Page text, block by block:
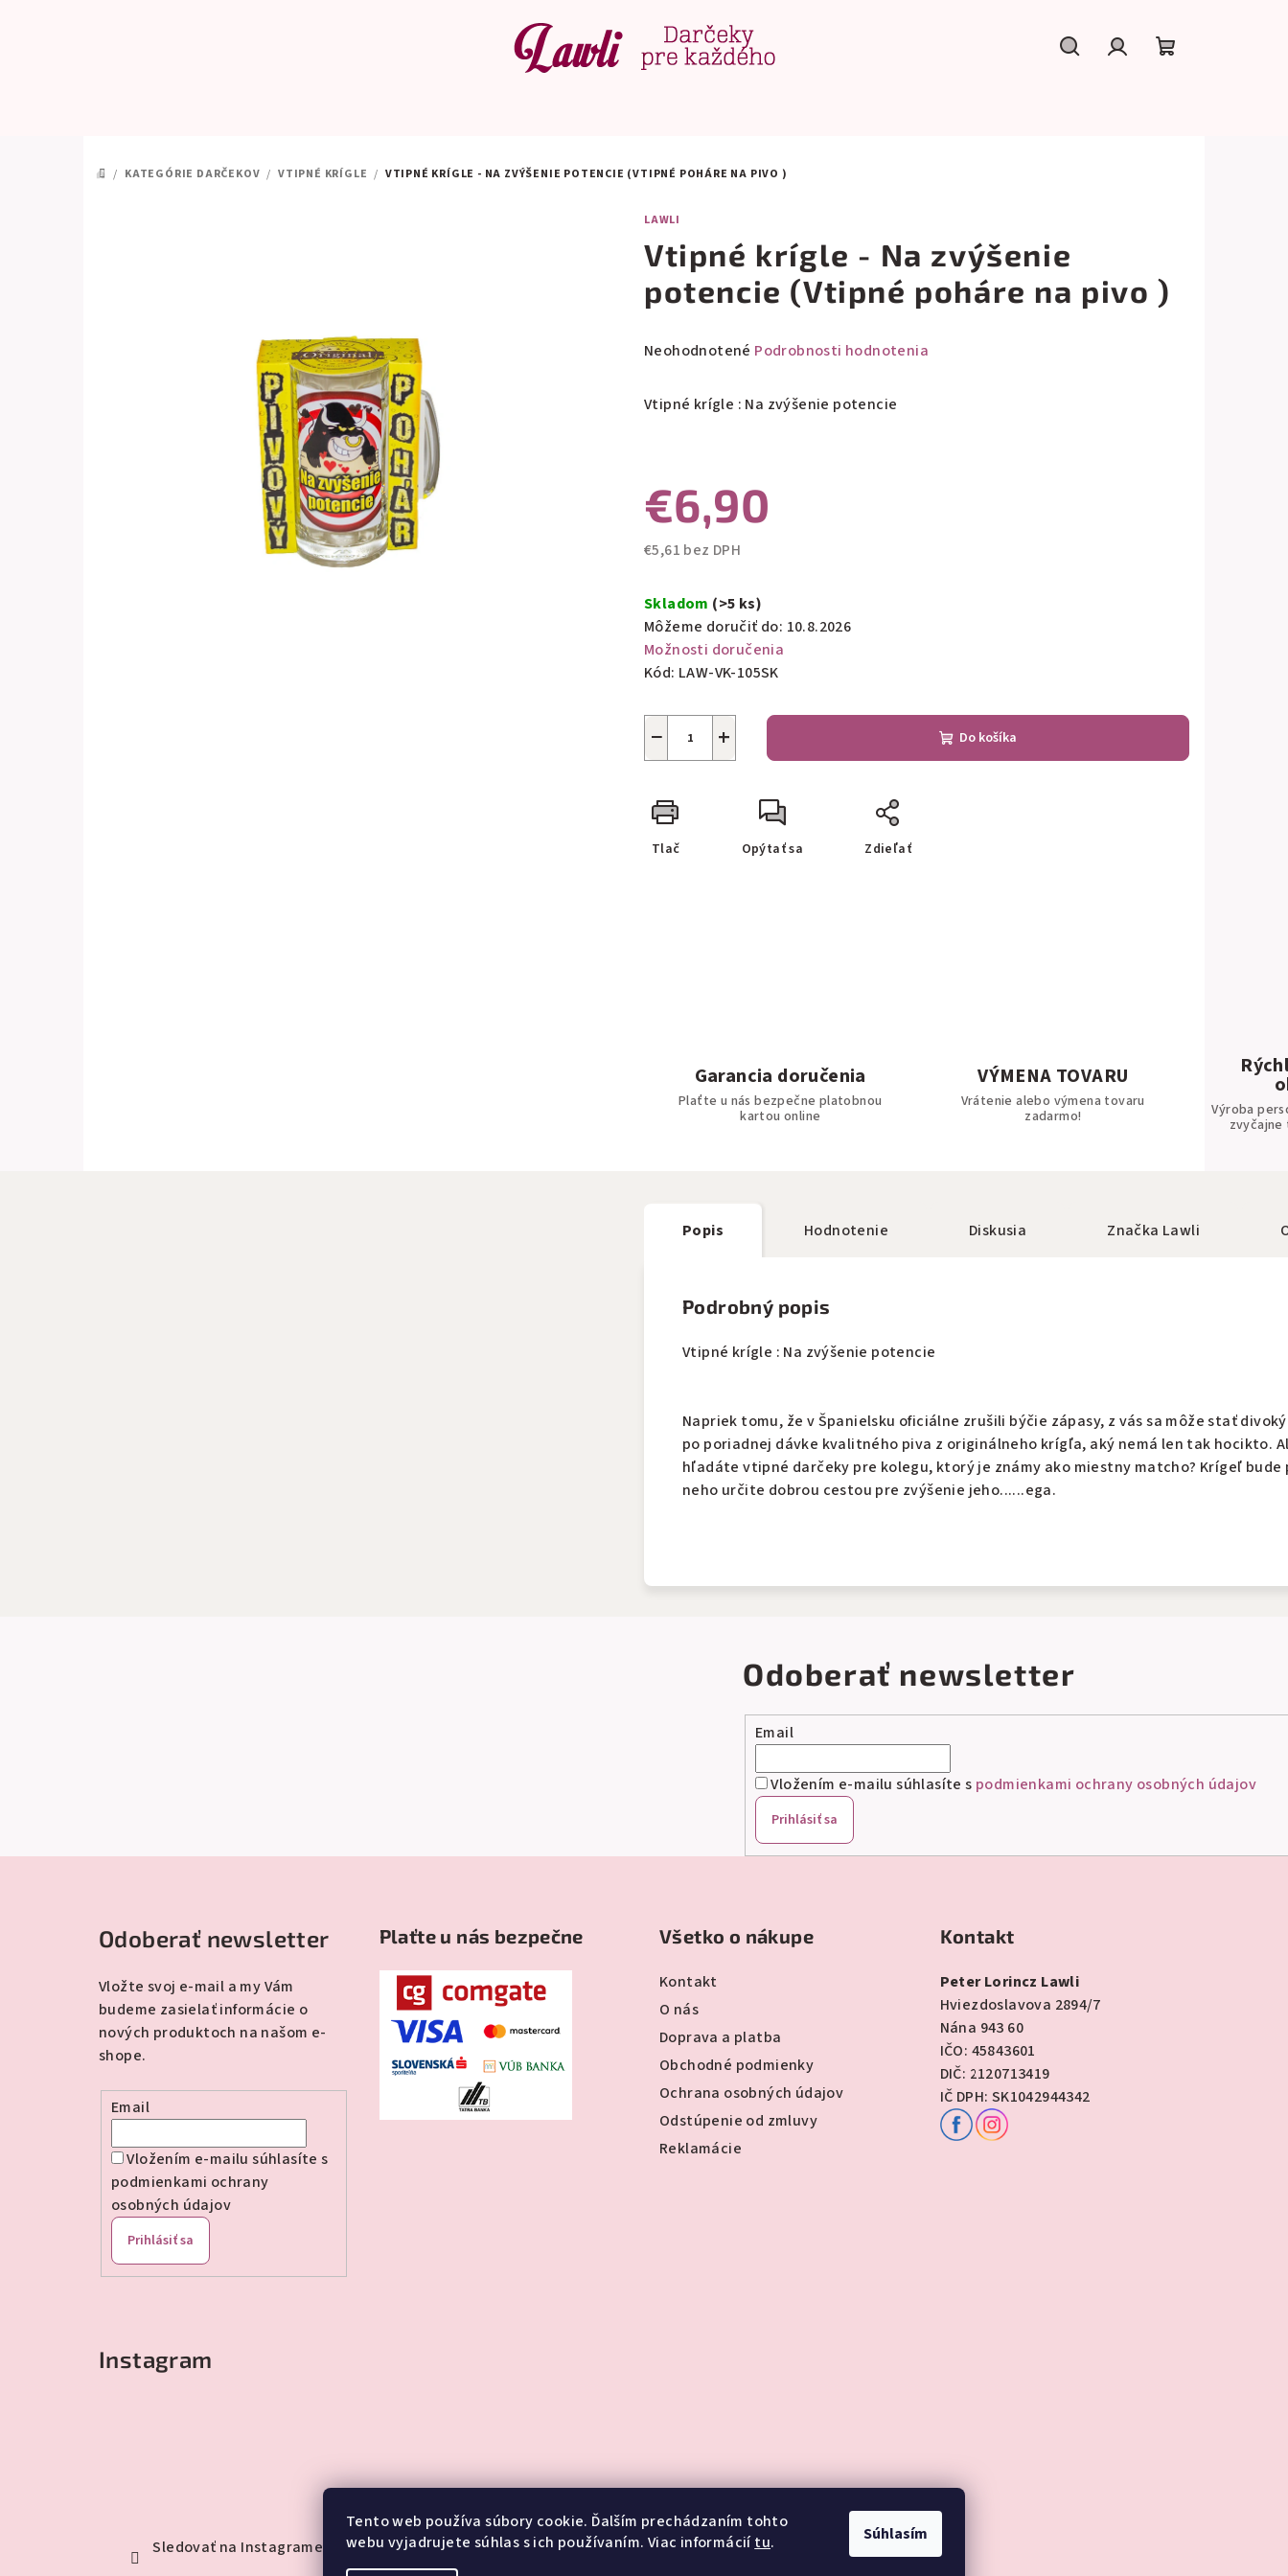
Tento web používa súbory cookie. Ďalším prechádzaním tohto
webu vyjadrujete súhlas s ich používaním. Viac informáciítu. Súhlasím
DOMOV
/ KATEGÓRIE DARČEKOV / VTIPNÉ KRÍGLE / VTIPNÉ KRÍGLE - NA ZVÝŠENIE POTENCIE (VTIPNÉ POHÁRE NA PIVO )
LAWLI
Vtipné krígle - Na zvýšenie
potencie (Vtipné poháre na pivo )
Priemerné
produktu
hviezdičiek.
Neohodnotené Podrobnosti hodnotenia
Vtipné krígle : Na zvýšenie potencie
€6,90
€5,61 bez DPH
cena:
Skladom (>5 ks)
Môžeme doručiť do: 10.8.2026
Možnosti doručenia
Kód: LAW-VK-105SK
+
− Do košíka
Tlač Opýtať sa Zdieľať
Garancia doručenia
Plaťte u nás bezpečne platobnou
kartou online
VÝMENA TOVARU
Vrátenie alebo výmena tovaru
zadarmo!
Výroba
zvyčajne
Popis Hodnotenie Diskusia Značka Lawli
Podrobný popis
Vtipné krígle : Na zvýšenie potencie
Napriek tomu, že v Španielsku oficiálne zrušili býčie zápasy, z vás sa môže stať
po poriadnej dávke kvalitného piva z originálneho krígľa, aký nemá len tak hocikto.
hľadáte vtipné darčeky pre kolegu, ktorý je známy ako miestny matcho? Krígeľ bude
neho určite dobrou cestou pre zvýšenie jeho......ega.
Odoberať newsletter
Email
Vložením e-mailu súhlasíte s podmienkami ochrany osobných údajov
Prihlásiť sa
Odoberať newsletter
Vložte svoj e-mail a my Vám
budeme zasielať informácie o
nových produktoch na našom e-
shope.
Email
Vložením e-mailu súhlasíte s
podmienkami ochrany
osobných údajov
Prihlásiť sa
Plaťte u nás bezpečne Všetko o nákupe
Kontakt
O nás
Doprava a platba
Obchodné podmienky
Ochrana osobných údajov
Odstúpenie od zmluvy
Reklamácie
Kontakt
Peter Lorincz Lawli
Hviezdoslavova 2894/7
Nána 943 60
IČO: 45843601
DIČ: 2120713419
IČ DPH: SK1042944342
Instagram
Sledovať na Instagrame